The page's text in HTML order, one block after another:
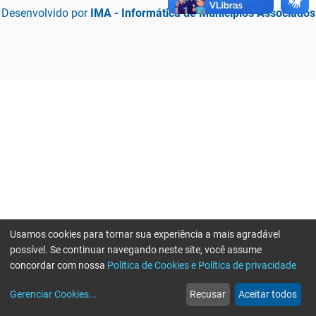
Desenvolvido por IMA - Informática de Municípios Associados
web
Notícias
more_horiz
Mais
Usamos cookies para tornar sua experiência a mais agradável
possível. Se continuar navegando neste site, você assume
concordar com nossa Política de Cookies e Política de privacidade
Gerenciar Cookies... Recusar Aceitar todos
Erro ao enviar informações, por favor tente novamente